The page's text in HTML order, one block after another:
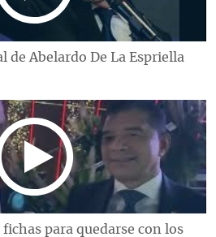
de Abelardo De La Espriella
para quedarse con los